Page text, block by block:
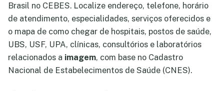
Brasil no CEBES. Localize endereço, telefone, horário
de atendimento, especialidades, serviços oferecidos e
o mapa de como chegar de hospitais, postos de saúde,
UBS, USF, UPA, clínicas, consultórios e laboratórios
relacionados a imagem, com base no Cadastro
Nacional de Estabelecimentos de Saúde (CNES).